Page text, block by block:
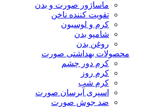
ماساژور صورت و بدن
تقویت کننده ناخن
کرم و لوسیون
شامپو بدن
روغن بدن
محصولات بهداشتی صورت
کرم دور چشم
کرم روز
کرم شب
اسپری آبرسان صورت
ضد جوش صورت